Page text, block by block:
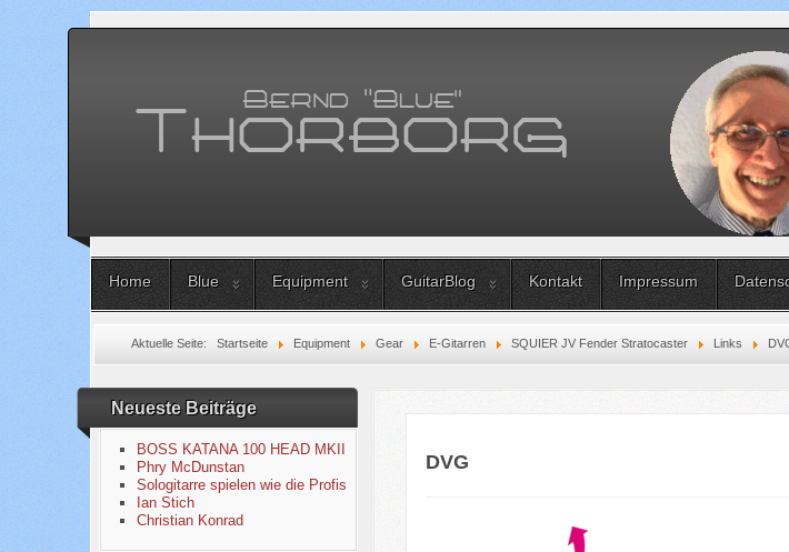
Home Blue Equipment GuitarBlog Kontakt Impressum
Aktuelle Seite:Startseite Equipment Gear E-Gitarren SQUIER JV Fender Stratocaster Links
Neueste Beiträge
BOSS KATANA 100 HEAD MKII
Phry McDunstan
Sologitarre spielen wie die Profis
Ian Stich
Christian Konrad
DVG